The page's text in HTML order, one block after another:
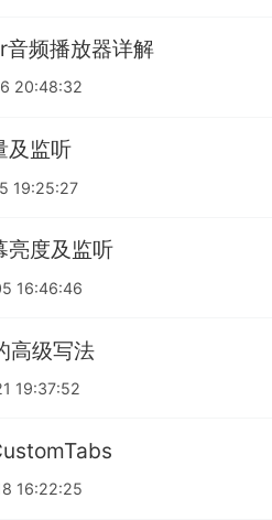
频播放器详解
20:48:32
及监听
19:25:27
亮度及监听
16:46:46
高级写法
19:37:52
16:22:25